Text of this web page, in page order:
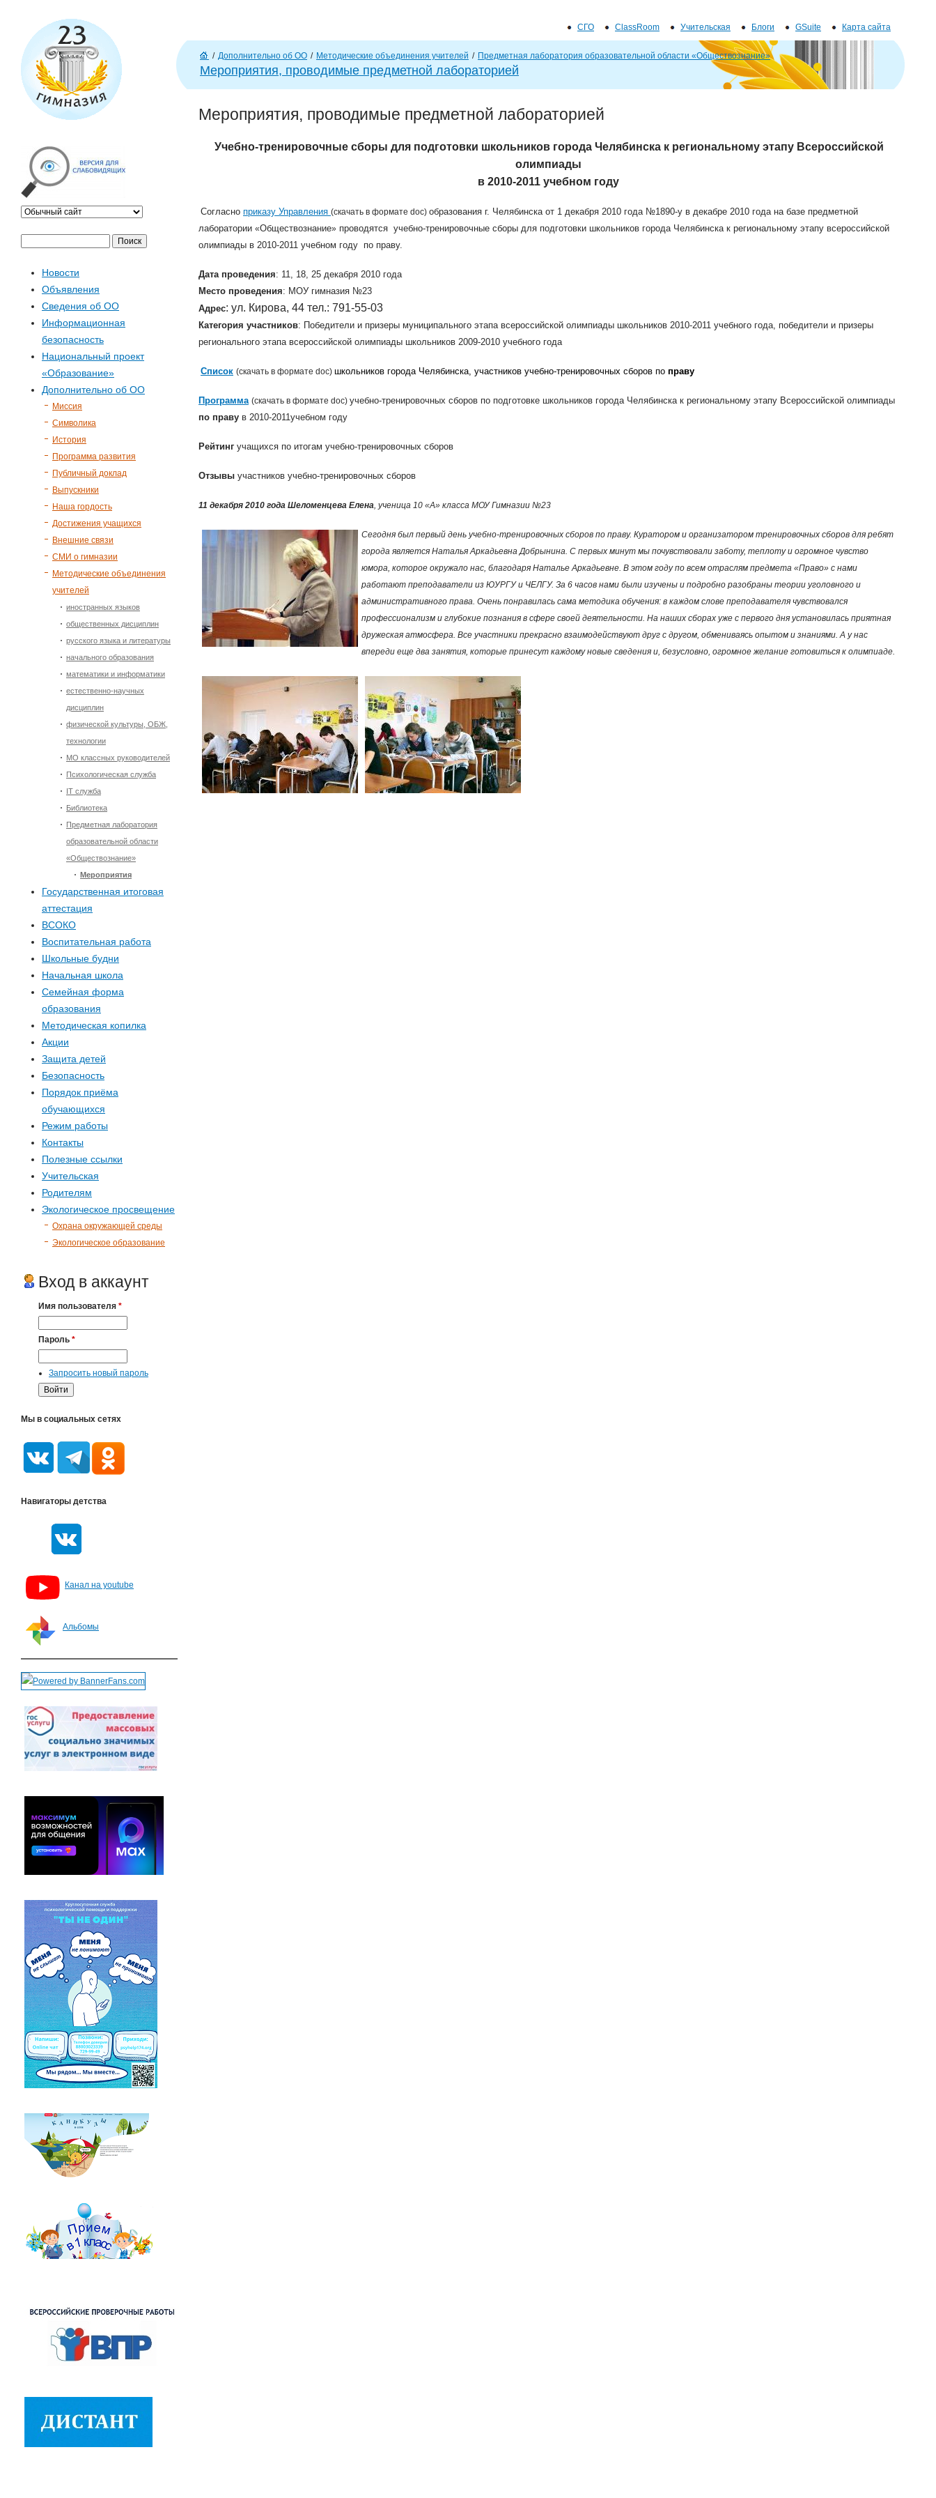
Д
л
и
л
ы
л
к
и
СГО ClassRoom Учительская Блоги GSuite Карта сайта
Г
л
н
/ Дополнительно об ОО / Методические объединения учителей / Предметная лаборатория образовательной области «Обществознание»
Мероприятия, проводимые предметной лабораторией
Мероприятия, проводимые предметной лабораторией
Учебно-тренировочные сборы для подготовки школьников города Челябинска к региональному этапу Всероссийской
олимпиады
в 2010-2011 учебном году
Согласно приказу Управления (скачать в формате doc​) образования г. Челябинска от 1 декабря 2010 года №1890-у в декабре 2010 года на базе предметной
лаборатории «Обществознание» проводятся учебно-тренировочные сборы для подготовки школьников города Челябинска к региональному этапу всероссийской
олимпиады в 2010-2011 учебном году по праву.
Дата проведения: 11, 18, 25 декабря 2010 года
Место проведения: МОУ гимназия №23
Адрес: ул. Кирова, 44 тел.: 791-55-03
Категория участников: Победители и призеры муниципального этапа всероссийской олимпиады школьников 2010-2011 учебного года, победители и призеры
регионального этапа всероссийской олимпиады школьников 2009-2010 учебного года
Список (скачать в формате doc​) школьников города Челябинска, участников учебно-тренировочных сборов по праву
Программа (скачать в формате doc​) учебно-тренировочных сборов по подготовке школьников города Челябинска к региональному этапу Всероссийской олимпиады
по праву в 2010-2011учебном году
Рейтинг учащихся по итогам учебно-тренировочных сборов
Отзывы участников учебно-тренировочных сборов
11 декабря 2010 года Шеломенцева Елена, ученица 10 «А» класса МОУ Гимназии №23
Сегодня был первый день учебно-тренировочных сборов по праву. Куратором и организатором тренировочных сборов для ребят
города является Наталья Аркадьевна Добрынина. С первых минут мы почувствовали заботу, теплоту и огромное чувство
юмора, которое окружало нас, благодаря Наталье Аркадьевне. В этом году по всем отраслям предмета «Право» с нами
работают преподаватели из ЮУРГУ и ЧЕЛГУ. За 6 часов нами были изучены и подробно разобраны теории уголовного и
административного права. Очень понравилась сама методика обучения: в каждом слове преподавателя чувствовался
профессионализм и глубокие познания в сфере своей деятельности. На наших сборах уже с первого дня установилась приятная
дружеская атмосфера. Все участники прекрасно взаимодействуют друг с другом, обмениваясь опытом и знаниями. А у нас
впереди еще два занятия, которые принесут каждому новые сведения и, безусловно, огромное желание готовиться к олимпиаде.
Ф
Новости
Объявления
Сведения об ОО
Информационная
безопасность
Национальный проект
«Образование»
Дополнительно об ОО
Миссия
Символика
История
Программа развития
Публичный доклад
Выпускники
Наша гордость
Достижения учащихся
Внешние связи
СМИ о гимназии
Методические объединения
учителей
иностранных языков
общественных дисциплин
русского языка и литературы
начального образования
математики и информатики
естественно-научных
дисциплин
физической культуры, ОБЖ,
технологии
МО классных руководителей
Психологическая служба
IT служба
Библиотека
Предметная лаборатория
образовательной области
«Обществознание»
Мероприятия
Государственная итоговая
аттестация
ВСОКО
Воспитательная работа
Школьные будни
Начальная школа
Семейная форма
образования
Методическая копилка
Акции
Защита детей
Безопасность
Порядок приёма
обучающихся
Режим работы
Контакты
Полезные ссылки
Учительская
Родителям
Экологическое просвещение
Охрана окружающей среды
Экологическое образование
Вход в аккаунт
Имя пользователя *
Пароль *
Запросить новый пароль
Мы в социальных сетях
Навигаторы детства
Канал на youtube
Альбомы